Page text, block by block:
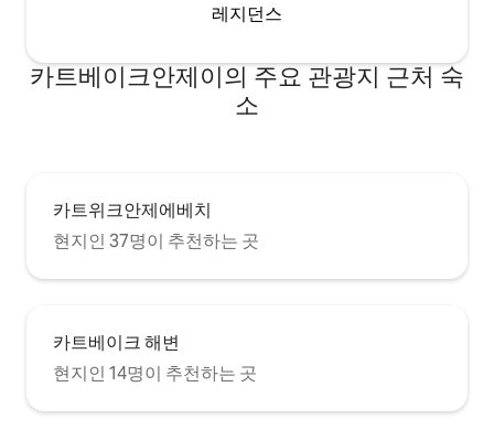
레지던스
카트베이크안제이의 주요 관광지 근처 숙
소
카트위크안제에베치
현지인 37명이 추천하는 곳
카트베이크 해변
현지인 14명이 추천하는 곳